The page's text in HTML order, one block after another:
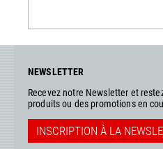
NEWSLETTER
Recevez notre Newsletter et
produits ou des promotions en
INSCRIPTION À LA